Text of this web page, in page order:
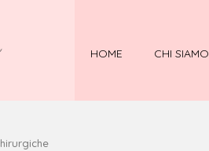
HOME CHI SIAMO